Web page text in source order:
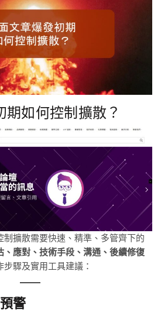
期如何控制擴散？
擴散需要快速、精準、多管齊下的
、應對、技術手段、溝通、後續修復
驟及實用工具建議：
警